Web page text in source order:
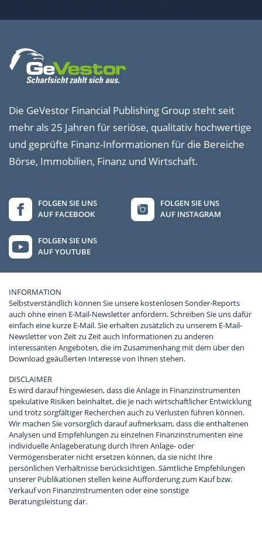
Die GeVestor Financial Publishing Group steht seit
mehr als 25 Jahren für seriöse, qualitativ hochwertige
und geprüfte Finanz-Informationen für die Bereiche
Börse, Immobilien, Finanz und Wirtschaft.
FOLGEN SIE UNS
AUF FACEBOOK
FOLGEN SIE UNS
AUF INSTAGRAM
FOLGEN SIE UNS
AUF YOUTUBE
INFORMATION
Selbstverständlich können Sie unsere kostenlosen Sonder-Reports
auch ohne einen E-Mail-Newsletter anfordern. Schreiben Sie uns dafür
einfach eine kurze E-Mail. Sie erhalten zusätzlich zu unserem E-Mail-
Newsletter von Zeit zu Zeit auch Informationen zu anderen
interessanten Angeboten, die im Zusammenhang mit dem über den
Download geäußerten Interesse von Ihnen stehen.
DISCLAIMER
Es wird darauf hingewiesen, dass die Anlage in Finanzinstrumenten
spekulative Risiken beinhaltet, die je nach wirtschaftlicher Entwicklung
und trotz sorgfältiger Recherchen auch zu Verlusten führen können.
Wir machen Sie vorsorglich darauf aufmerksam, dass die enthaltenen
Analysen und Empfehlungen zu einzelnen Finanzinstrumenten eine
individuelle Anlageberatung durch Ihren Anlage- oder
Vermögensberater nicht ersetzen können, da sie nicht Ihre
persönlichen Verhältnisse berücksichtigen. Sämtliche Empfehlungen
unserer Publikationen stellen keine Aufforderung zum Kauf bzw.
Verkauf von Finanzinstrumenten oder eine sonstige
Beratungsleistung dar.